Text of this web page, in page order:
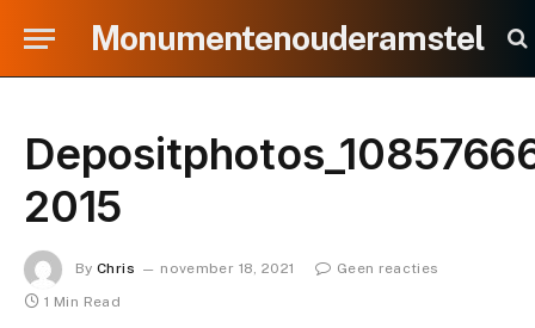
Monumentenouderamstel
2015
By Chris november 18, 2021
Geen reacties
1 Min Read